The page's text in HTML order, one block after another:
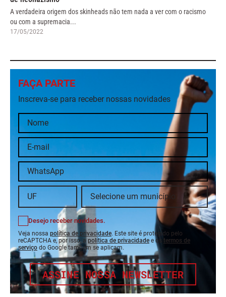
A verdadeira origem dos skinheads não tem nada a ver com o racismo
ou com a supremacia...
17/05/2022
FAÇA PARTE
Inscreva-se para receber nossas novidades
Desejo receber novidades.
Veja nossa política de privacidade. Este site é protegido pelo
reCAPTCHA e, por isso, a política de privacidade e os termos de
serviço do Google também se aplicam.
ASSINE NOSSA NEWSLETTER